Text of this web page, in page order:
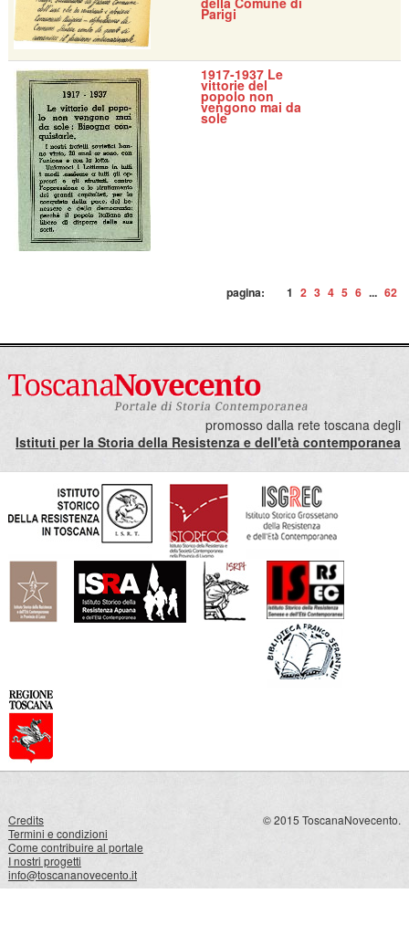
Parigi
1917-1937 Le
vittorie del
popolo non
vengono mai da
sole
pagina: 1 2 3 4 5 6 ... 62
promosso dalla rete toscana degli
Istituti per la Storia della Resistenza e dell'età contemporanea
Credits
Termini e condizioni
Come contribuire al portale
I nostri progetti
info@toscananovecento.it
© 2015 ToscanaNovecento.